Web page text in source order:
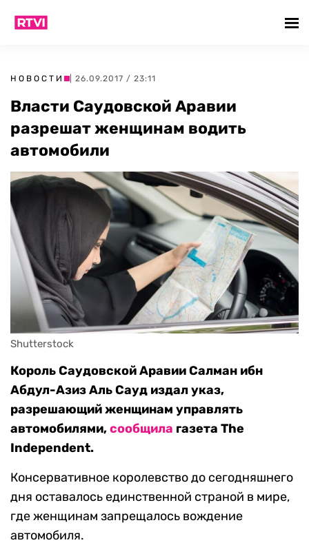
НОВОСТИ | 26.09.2017 / 23:11
Власти Саудовской Аравии
разрешат женщинам водить
автомобили
Shutterstock
Король Саудовской Аравии Салман ибн
Абдул-Азиз Аль Сауд издал указ,
разрешающий женщинам управлять
автомобилями,сообщила газета The
Independent.
Консервативное королевство до сегодняшнего
дня оставалось единственной страной в мире,
где женщинам запрещалось вождение
автомобиля.